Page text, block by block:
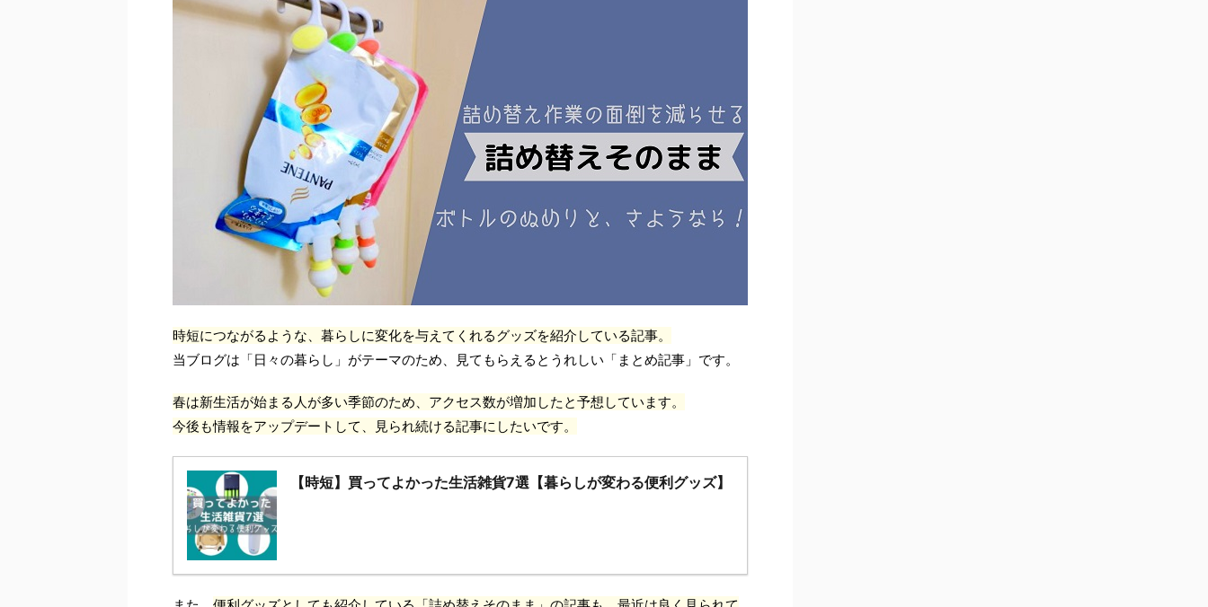
時短につながるような、暮らしに変化を与えてくれるグッズを紹介している記事。
当ブログは「日々の暮らし」がテーマのため、見てもらえるとうれしい「まとめ記事」です。
春は新生活が始まる人が多い季節のため、アクセス数が増加したと予想しています。
今後も情報をアップデートして、見られ続ける記事にしたいです。
【時短】買ってよかった生活雑貨7選【暮らしが変わる便利グッズ】